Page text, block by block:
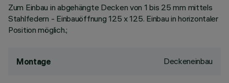
Zum Einbau in abgehängte Decken von 1 bis 25 mm mittels
Stahlfedern - Einbauöffnung 125 x 125. Einbau in horizontaler
Position möglich.;
Montage Deckeneinbau